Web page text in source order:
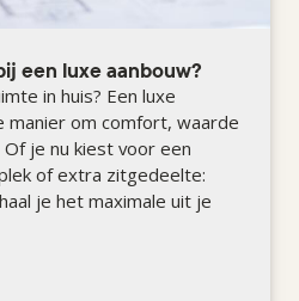
een luxe aanbouw?
in huis? Een luxe
manier om comfort, waarde
je nu kiest voor een
of extra zitgedeelte:
je het maximale uit je